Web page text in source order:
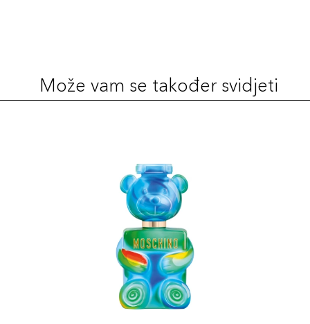
Može vam se također svidjeti